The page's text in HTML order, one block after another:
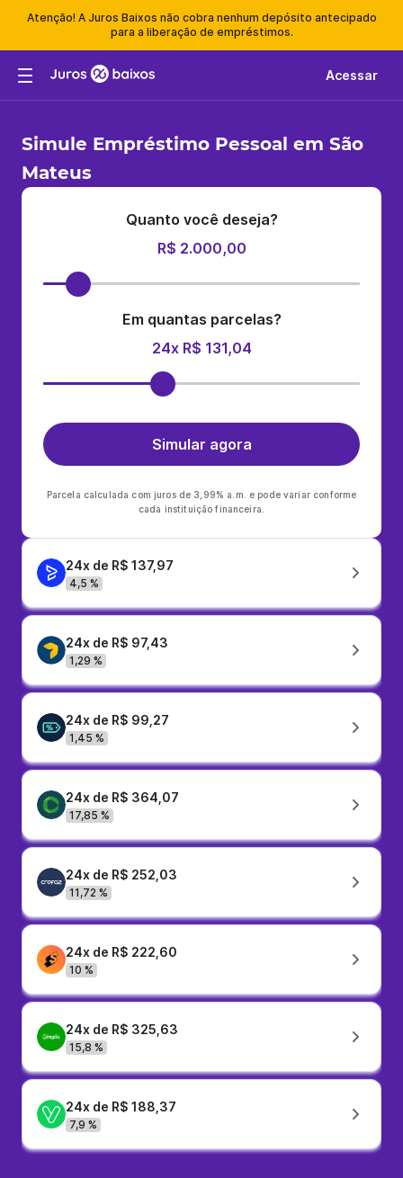
Atenção! A Juros Baixos não cobra nenhum depósito antecipado
para a liberação de empréstimos.
Acessar
Simule Empréstimo Pessoal em São
Mateus
Quanto você deseja?
R$ 2.000,00
Em quantas parcelas?
24x R$ 131,04
Simular agora
Parcela calculada com juros de 3,99% a.m. e pode variar conforme
cada instituição financeira.
24x de R$ 137,97
4,5 %
24x de R$ 97,43
1,29 %
24x de R$ 99,27
1,45 %
24x de R$ 364,07
17,85 %
24x de R$ 252,03
11,72 %
24x de R$ 222,60
10 %
24x de R$ 325,63
15,8 %
24x de R$ 188,37
7,9 %